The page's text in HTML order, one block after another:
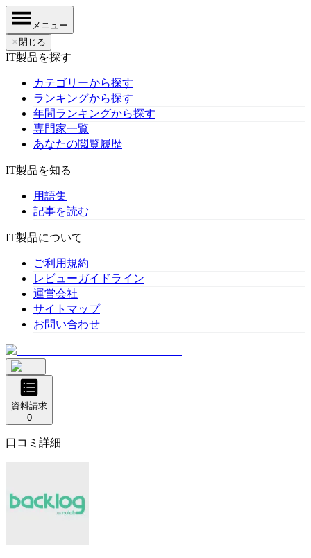
メニュー
✕ 閉じる
IT製品を探す
カテゴリーから探す
ランキングから探す
年間ランキングから探す
専門家一覧
あなたの閲覧履歴
IT製品を知る
用語集
記事を読む
IT製品について
ご利用規約
レビューガイドライン
運営会社
サイトマップ
お問い合わせ
資料請求
0
口コミ詳細